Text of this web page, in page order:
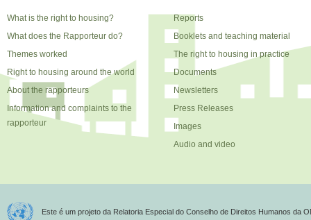
What is the right to housing?
What does the Rapporteur do?
Themes worked
Right to housing around the world
About the rapporteurs
Information and complaints to the
rapporteur
Reports
Booklets and teaching material
The right to housing in practice
Documents
Newsletters
Press Releases
Images
Audio and video
Este é um projeto da Relatoria Especial do Conselho de Direitos Humanos da